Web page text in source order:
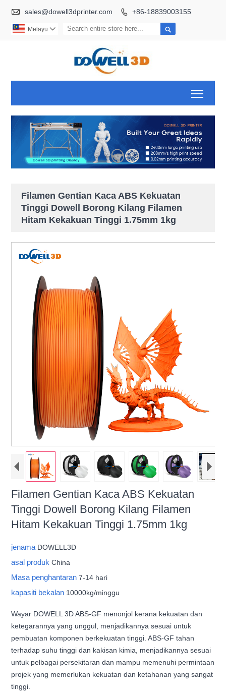
 sales@dowell3dprinter.com  +86-18839003155

Melayu 
Filamen Gentian Kaca ABS Kekuatan
Tinggi Dowell Borong Kilang Filamen
Hitam Kekakuan Tinggi 1.75mm 1kg
Filamen Gentian Kaca ABS Kekuatan
Tinggi Dowell Borong Kilang Filamen
Hitam Kekakuan Tinggi 1.75mm 1kg
jenama DOWELL3D
asal produkChina
Masa penghantaran7-14 hari
kapasiti bekalan 10000kg/minggu
Wayar DOWELL 3D ABS-GF menonjol kerana kekuatan dan
ketegarannya yang unggul, menjadikannya sesuai untuk
pembuatan komponen berkekuatan tinggi. ABS-GF tahan
terhadap suhu tinggi dan kakisan kimia, menjadikannya sesuai
untuk pelbagai persekitaran dan mampu memenuhi permintaan
projek yang memerlukan kekuatan dan ketahanan yang sangat
tinggi.